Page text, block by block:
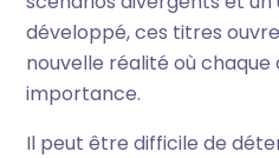
développé, ces titres
nouvelle réalité où chaque
importance.
Il peut être difficile de